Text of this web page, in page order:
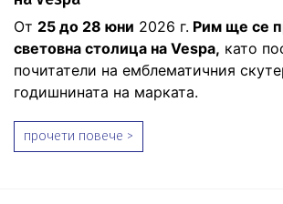
От 25 до 28 юни 2026 г. Рим ще се
световна столица на Vespa, като
почитатели на емблематичния
годишнината на марката.
прочети повече >